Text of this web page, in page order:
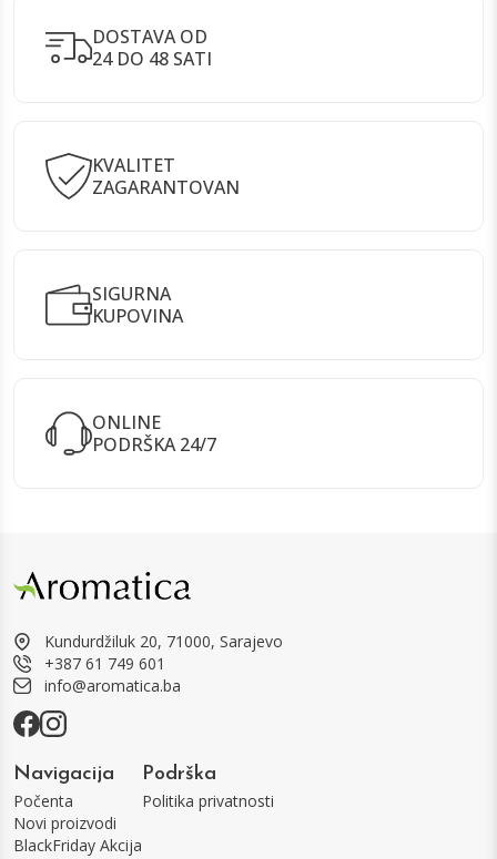
DOSTAVA OD
24 DO 48 SATI
KVALITET
ZAGARANTOVAN
SIGURNA
KUPOVINA
ONLINE
PODRŠKA 24/7
Kundurdžiluk 20, 71000, Sarajevo
+387 61 749 601
info@aromatica.ba
Navigacija
Počenta
Novi proizvodi
BlackFriday Akcija
Podrška
Politika privatnosti